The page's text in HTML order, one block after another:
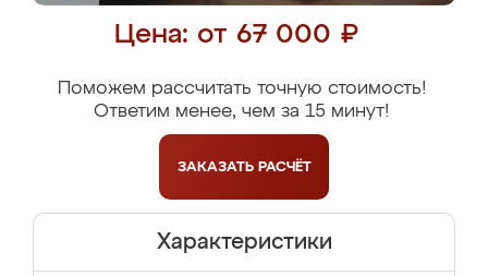
Цена: от 67 000 ₽
Поможем рассчитать точную стоимость!
Ответим менее, чем за 15 минут!
ЗАКАЗАТЬ РАСЧЁТ
Характеристики